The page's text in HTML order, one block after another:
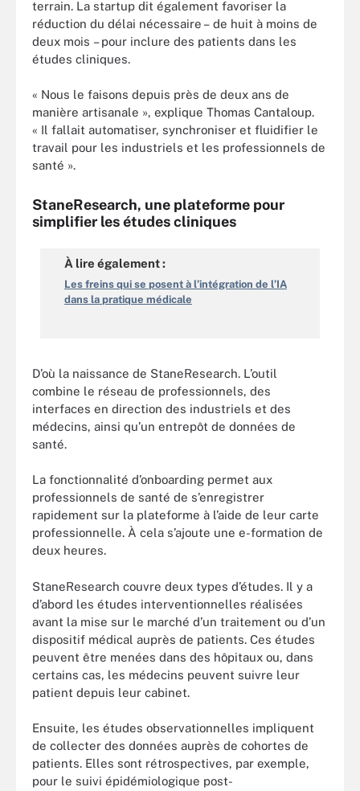
terrain. La startup dit également favoriser la
réduction du délai nécessaire – de huit à moins de
deux mois – pour inclure des patients dans les
études cliniques.
« Nous le faisons depuis près de deux ans de
manière artisanale », explique Thomas Cantaloup.
« Il fallait automatiser, synchroniser et fluidifier le
travail pour les industriels et les professionnels de
santé ».
StaneResearch, une plateforme pour
simplifier les études cliniques
À lire également :
Les freins qui se posent à l’intégration de l’IA
dans la pratique médicale
D’où la naissance de StaneResearch. L’outil
combine le réseau de professionnels, des
interfaces en direction des industriels et des
médecins, ainsi qu’un entrepôt de données de
santé.
La fonctionnalité d’onboarding permet aux
professionnels de santé de s’enregistrer
rapidement sur la plateforme à l’aide de leur carte
professionnelle. À cela s’ajoute une e-formation de
deux heures.
StaneResearch couvre deux types d’études. Il y a
d’abord les études interventionnelles réalisées
avant la mise sur le marché d’un traitement ou d’un
dispositif médical auprès de patients. Ces études
peuvent être menées dans des hôpitaux ou, dans
certains cas, les médecins peuvent suivre leur
patient depuis leur cabinet.
Ensuite, les études observationnelles impliquent
de collecter des données auprès de cohortes de
patients. Elles sont rétrospectives, par exemple,
pour le suivi épidémiologique post-